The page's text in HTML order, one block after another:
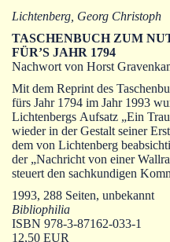
Lichtenberg, Georg Christoph
TASCHENBUCH ZUM
FÜR’S JAHR 1794
Nachwort von Horst
Mit dem Reprint des
fürs Jahr 1794 im Jahr 1993
Lichtenbergs Aufsatz „Ein
wieder in der Gestalt seiner
dem von Lichtenberg
der „Nachricht von einer Wallrath-Fabrik“:
steuert den sachkundigen
1993, 288 Seiten, unbekannt
Bibliophilia
ISBN 978-3-87162-033-1
12,50 EUR